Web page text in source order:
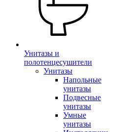
Унитазы и
полотенцесушители
Унитазы
Напольные
унитазы
Подвесные
унитазы
Умные
унитазы